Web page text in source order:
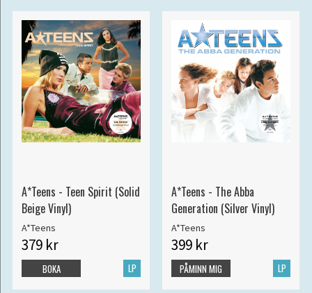
A*Teens - Teen Spirit (Solid
Beige Vinyl)
A*Teens
379 kr
LP
BOKA
A*Teens - The Abba
Generation (Silver Vinyl)
A*Teens
399 kr
LP
PÅMINN MIG